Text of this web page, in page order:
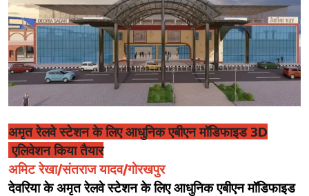
हेल्थ
राजनीति
क्राइम
अमृत रेलवे स्टेशन के लिए आधुनिक एबीएन मॉडिफाइड 3D
एलिवेशन किया तैयार
अमिट रेखा/संतराज यादव/गोरखपुर
देवरिया के अमृत रेलवे स्टेशन के लिए आधुनिक एबीएन मॉडिफाइड